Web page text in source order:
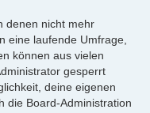
denen nicht mehr
eine laufende Umfrage,
können aus vielen
gesperrt
deine eigenen
die Board-Administration